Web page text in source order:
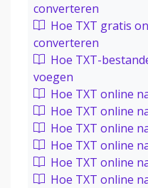
converteren
Hoe TXT gratis
converteren
Hoe TXT-
voegen
Hoe TXT online
Hoe TXT online
Hoe TXT online
Hoe TXT online
Hoe TXT online
Hoe TXT online